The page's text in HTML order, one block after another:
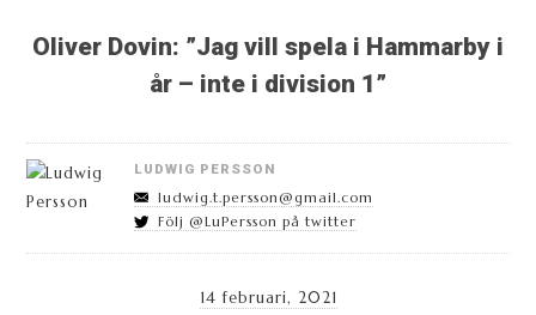
Oliver Dovin: ”Jag vill spela i Hammarby i
år – inte i division 1”
LUDWIG PERSSON
ludwig.t.persson@gmail.com
Följ @LuPersson på twitter
14 februari, 2021